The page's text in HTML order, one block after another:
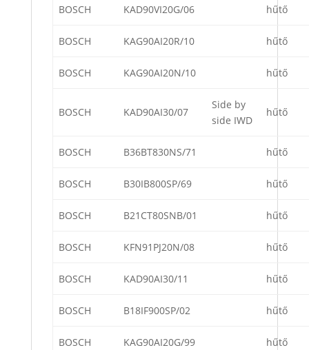
BOSCH KAD90VI20G/06 hűtő
BOSCH KAG90AI20R/10 hűtő
BOSCH KAG90AI20N/10 hűtő
BOSCH KAD90AI30/07
Side by
side IWD
hűtő
BOSCH B36BT830NS/71 hűtő
BOSCH B30IB800SP/69 hűtő
BOSCH B21CT80SNB/01 hűtő
BOSCH KFN91PJ20N/08 hűtő
BOSCH KAD90AI30/11 hűtő
BOSCH B18IF900SP/02 hűtő
BOSCH KAG90AI20G/99 hűtő